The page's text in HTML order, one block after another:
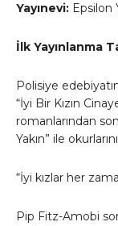
Yayınevi: Epsilon
İlk Yayınlanma
Polisiye
“İyi Bir Kızın
romanlarından
Yakın” ile
“İyi kızlar her
Pip Fitz-Amobi